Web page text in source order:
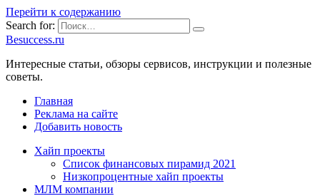
Перейти к содержанию
Search for:
Besuccess.ru
Интересные статьи, обзоры сервисов, инструкции и полезные
советы.
Главная
Реклама на сайте
Добавить новость
Хайп проекты
Список финансовых пирамид 2021
Низкопроцентные хайп проекты
МЛМ компании